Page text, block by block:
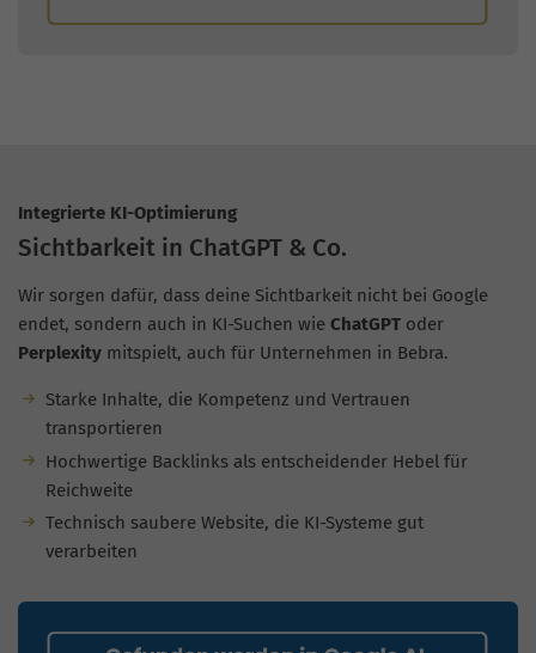
Integrierte KI-Optimierung
Sichtbarkeit in ChatGPT & Co.
Wir sorgen dafür, dass deine Sichtbarkeit nicht bei Google
endet, sondern auch in KI-Suchen wie ChatGPT oder
Perplexity mitspielt, auch für Unternehmen in Bebra.
Starke Inhalte, die Kompetenz und Vertrauen
transportieren
Hochwertige Backlinks als entscheidender Hebel für
Reichweite
Technisch saubere Website, die KI-Systeme gut
verarbeiten